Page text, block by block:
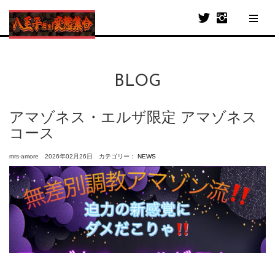
BLOG
アマゾネス・エルザ限定 アマゾネス
コース
mrs-amore 2026年02月26日 カテゴリー： NEWS